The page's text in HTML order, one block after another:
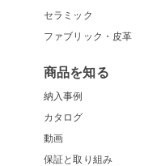
セラミック
ファブリック・皮革
商品を知る
納入事例
カタログ
動画
保証と取り組み